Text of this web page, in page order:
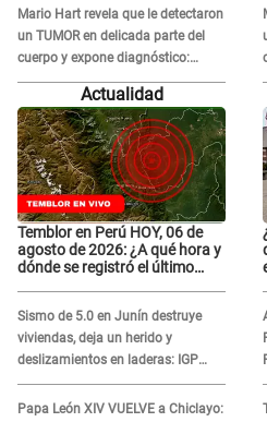
Mario Hart revela que le detectaron
un TUMOR en delicada parte del
cuerpo y expone diagnóstico:
"Dolores muy fuertes..."
Actualidad
Temblor en Perú HOY, 06 de
agosto de 2026: ¿A qué hora y
dónde se registró el último
Sismo de 5.0 en Junín destruye
viviendas, deja un herido y
deslizamientos en laderas: IGP
alerta sobre posibles réplicas
Papa León XIV VUELVE a Chiclayo: